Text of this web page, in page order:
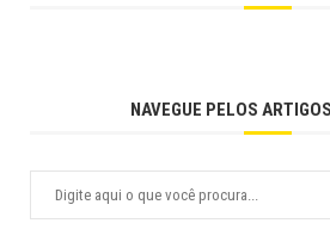
NAVEGUE PELOS